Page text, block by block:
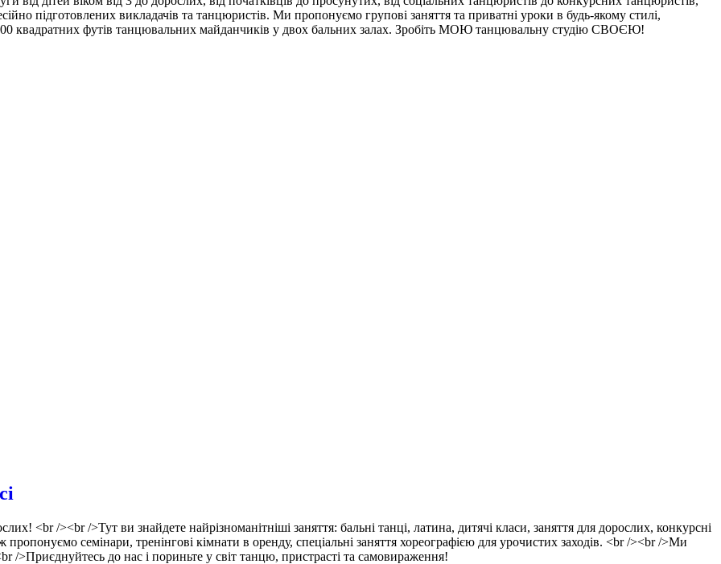
підготовлених викладачів та танцюристів. Ми пропонуємо групові заняття та приватні уроки в будь-якому стилі,
квадратних футів танцювальних майданчиків у двох бальних залах. Зробіть МОЮ танцювальну студію СВОЄЮ!
<br /><br />Тут ви знайдете найрізноманітніші заняття: бальні танці, латина, дитячі класи, заняття для дорослих, конкурсні
семінари, тренінгові кімнати в оренду, спеціальні заняття хореографією для урочистих заходів. <br /><br />Ми
>Приєднуйтесь до нас і пориньте у світ танцю, пристрасті та самовираження!